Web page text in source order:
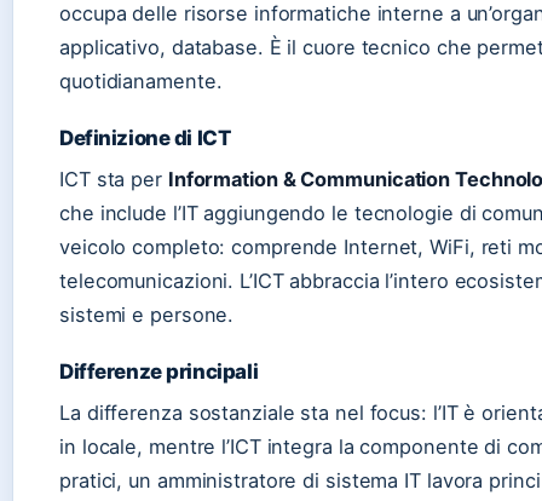
occupa delle risorse informatiche interne a
applicativo, database. È il cuore tecnico che
quotidianamente.
Definizione di ICT
ICT sta per Information & Communication
che include l’IT aggiungendo le tecnologie di
veicolo completo: comprende Internet, WiFi, reti
telecomunicazioni. L’ICT abbraccia l’intero
sistemi e persone.
Differenze principali
La differenza sostanziale sta nel focus: l’IT è
in locale, mentre l’ICT integra la componente di
pratici, un amministratore di sistema IT lavora